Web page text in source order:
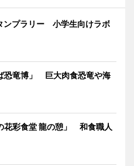
ンプラリー 小学生向けラボ
恐竜博」 巨大肉食恐竜や海
花彩食堂 龍の憩」 和食職人